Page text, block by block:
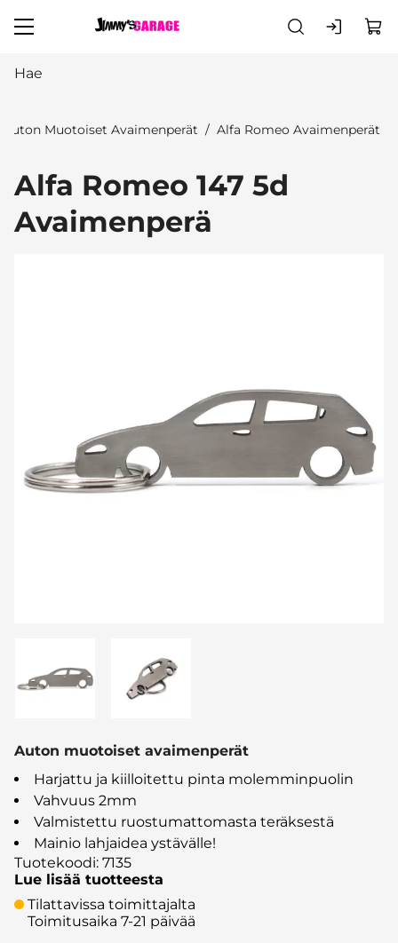
Auton Muotoiset Avaimenperät Alfa Romeo Avaimenperät
Alfa Romeo 147 5d
Avaimenperä
Auton muotoiset avaimenperät
Harjattu ja kiilloitettu pinta molemminpuolin
Vahvuus 2mm
Valmistettu ruostumattomasta teräksestä
Mainio lahjaidea ystävälle!
Tuotekoodi: 7135
Lue lisää tuotteesta
Tilattavissa toimittajalta
Toimitusaika 7-21 päivää